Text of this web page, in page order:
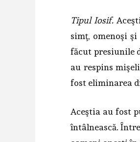
Tipul Iosif.
simţ, omenoşi
făcut presiu­nile
au respins
fost eliminarea
Aceştia au fost
întâlnească.